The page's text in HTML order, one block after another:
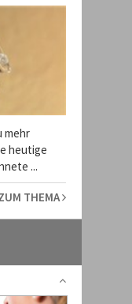
mehr
heutige
...
THEMA